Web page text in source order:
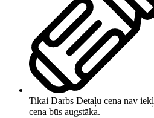
Tikai Darbs Detaļu cena nav
cena būs augstāka.